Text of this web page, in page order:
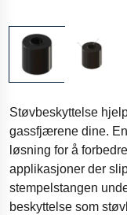
Støvbeskyttelse
gassfjærene dine.
løsning for å
applikasjoner der
stempelstangen
beskyttelse som